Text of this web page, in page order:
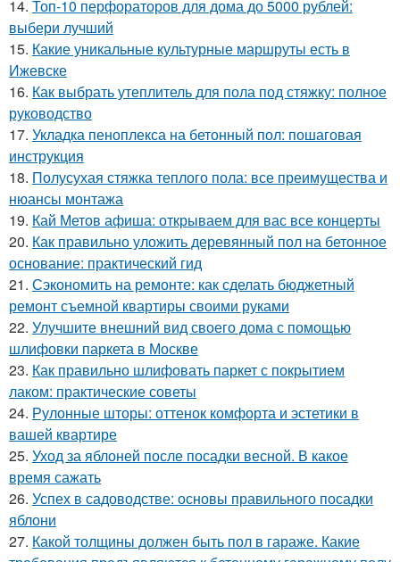
14. Топ-10 перфораторов для дома до 5000 рублей:
выбери лучший
15. Какие уникальные культурные маршруты есть в
Ижевске
16. Как выбрать утеплитель для пола под стяжку: полное
руководство
17. Укладка пеноплекса на бетонный пол: пошаговая
инструкция
18. Полусухая стяжка теплого пола: все преимущества и
нюансы монтажа
19. Кай Метов афиша: открываем для вас все концерты
20. Как правильно уложить деревянный пол на бетонное
основание: практический гид
21. Сэкономить на ремонте: как сделать бюджетный
ремонт съемной квартиры своими руками
22. Улучшите внешний вид своего дома с помощью
шлифовки паркета в Москве
23. Как правильно шлифовать паркет с покрытием
лаком: практические советы
24. Рулонные шторы: оттенок комфорта и эстетики в
вашей квартире
25. Уход за яблоней после посадки весной. В какое
время сажать
26. Успех в садоводстве: основы правильного посадки
яблони
27. Какой толщины должен быть пол в гараже. Какие